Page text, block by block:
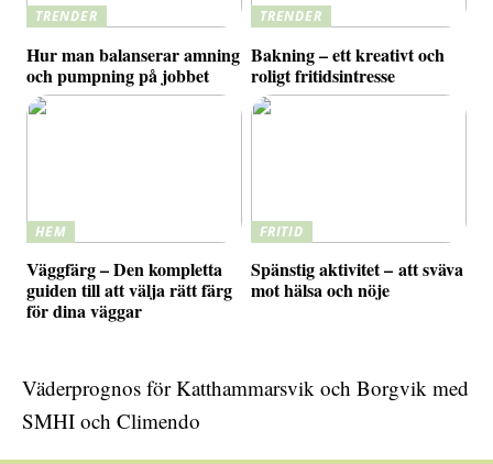
TRENDER
Hur man balanserar amning
och pumpning på jobbet
TRENDER
Bakning – ett kreativt och
roligt fritidsintresse
HEM
Väggfärg – Den kompletta
guiden till att välja rätt färg
för dina väggar
FRITID
Spänstig aktivitet – att sväva
mot hälsa och nöje
Väderprognos för Katthammarsvik och Borgvik med
SMHI och Climendo